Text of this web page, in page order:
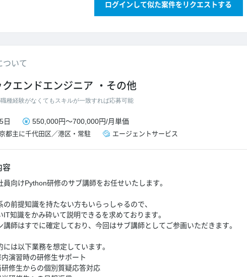
ログインして似た案件をリクエストする
ついて
クエンドエンジニア その他
種経験がなくてもスキルが一致すれば応募可能
日 550,000円～700,000円/月単価
都主に千代田区／港区 ・ 常駐 エージェントサービス
容
員向けPython研修のサブ講師をお任せいたします。
の前提知識を持たない方もいらっしゃるので、
IT知識をかみ砕いて説明できるを求めております。
講師はすでに確定しており、今回はサブ講師としてご参画いただきます。
には以下業務を想定しています。
内演習時の研修生サポート
研修生からの個別質疑応答対応